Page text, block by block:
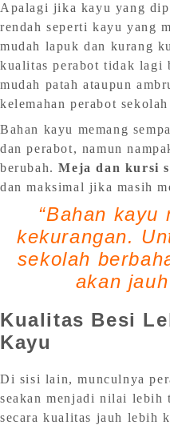
Apalagi jika kayu yang
rendah seperti kayu yang
mudah lapuk dan kurang
kualitas perabot tidak lagi
mudah patah ataupun
kelemahan perabot
Bahan kayu memang
dan perabot, namun
berubah.Meja dan kursi
dan maksimal jika masih
“Bahan kayu
kekurangan.
sekolah
akan
Kualitas Besi
Kayu
Di sisi lain, munculnya
seakan menjadi nilai lebih
secara kualitas jauh lebih